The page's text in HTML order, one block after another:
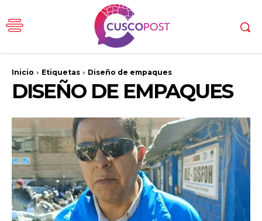
Inicio Etiquetas Diseño de empaques
DISEÑO DE EMPAQUES